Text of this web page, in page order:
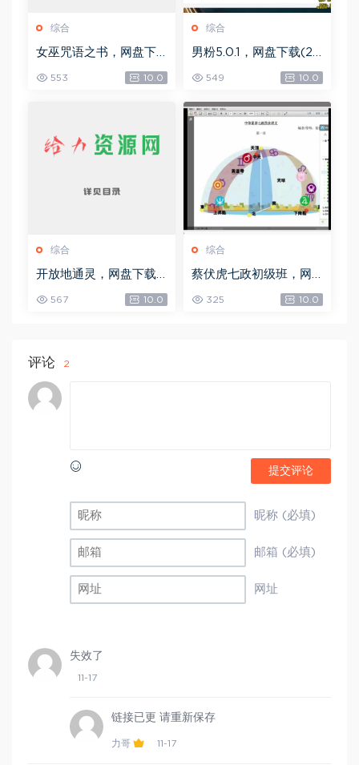
综合
女巫咒语之书，网盘下
553 10.0
综合
男粉5.0.1，网盘下载(25
549 10.0
综合
开放地通灵，网盘下载
567 10.0
综合
蔡伏虎七政初级班，网
325 10.0
评论 2
提交评论
昵称 (必填)
邮箱 (必填)
网址
失效了
11-17
链接已更 请重新保存
力哥 11-17